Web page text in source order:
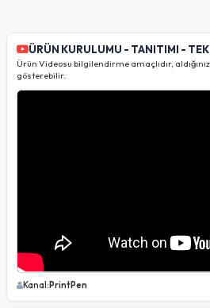
ÜRÜN KURULUMU - TANITIMI -
Ürün Videosu bilgilendirme amaçlıdır,
gösterebilir.
Kanal:PrintPen